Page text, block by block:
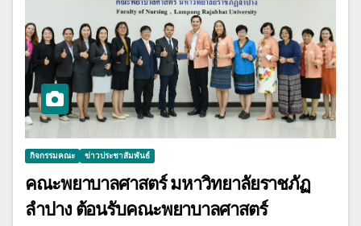
กิจกรรมคณะ ข่าวประชาสัมพันธ์
คณะพยาบาลศาสตร์ มหาวิทยาลัยราชภัฏ
ลำปาง ต้อนรับคณะพยาบาลศาสตร์